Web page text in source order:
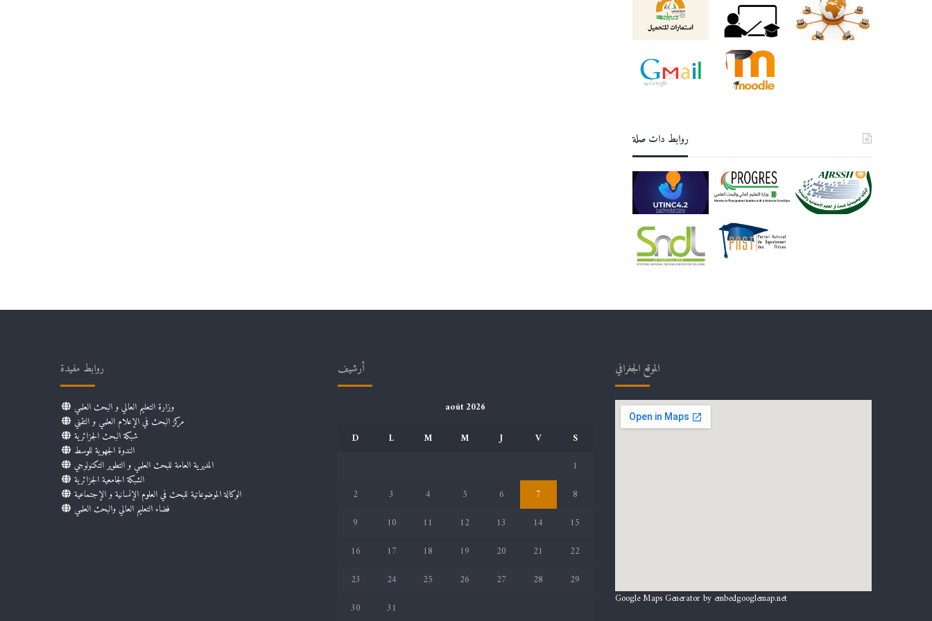
روابط دات صلة
روابط مفيدة
وزارة التعليم العالي و البحث العلمي
مركز البحث في الإعلام العلمي و التقني
شبكة البحث الجزائرية
الندوة الجهوية للوسط
المديرية العامة للبحث العلمي و التطوير التكنولوجي
الشبكة الجامعية الجزائرية
الوكالة الموضوعاتية للبحث في العلوم الإنسانية و الإجتماعية
فضاء التعليم العالي والبحث العلمي
أرشيف
août 2026
D
L M M J V
S
1
2
3 4 5 6 7
8
9
10 11 12 13 14
15
16
17 18 19 20 21
22
23
24 25 26 27 28
29
30
31
الموقع الجغرافي
Google Maps Generator by embedgooglemap.net